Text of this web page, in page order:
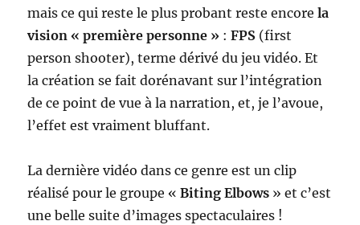
mais ce qui reste le plus probant reste encorela
vision « première personne » :FPS (first
person shooter), terme dérivé du jeu vidéo. Et
la création se fait dorénavant sur l’intégration
de ce point de vue à la narration, et, je l’avoue,
l’effet est vraiment bluffant.
La dernière vidéo dans ce genre est un clip
réalisé pour le groupe «Biting Elbows » et c’est
une belle suite d’images spectaculaires !